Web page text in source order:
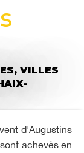
VILLES
d'Augustins
achevés en